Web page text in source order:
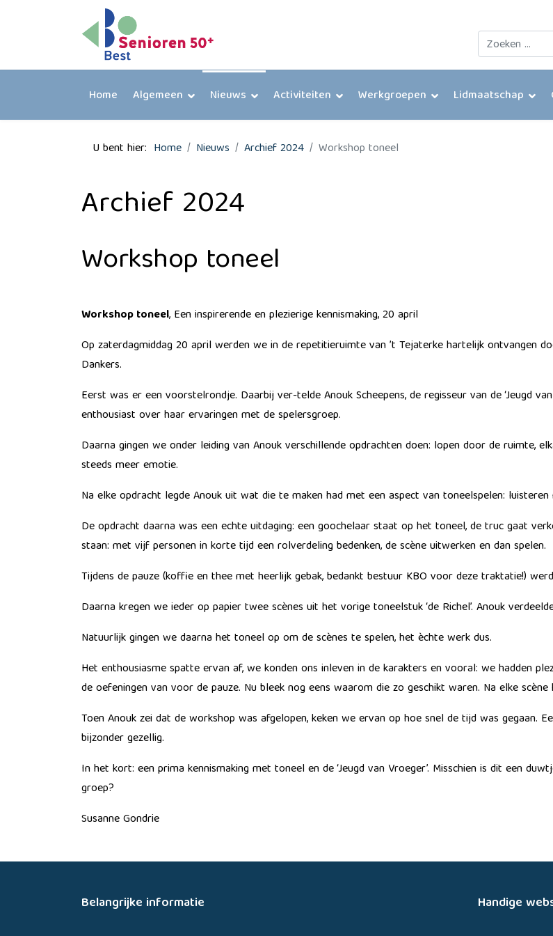
Zoeken
Home Algemeen Nieuws Activiteiten Werkgroepen Lidmaatschap
U bent hier: Home Nieuws Archief 2024 Workshop toneel
Archief 2024
Workshop toneel
Workshop toneel, Een inspirerende en plezierige kennismaking, 20 april
Op zaterdagmiddag 20 april werden we in de repetitieruimte van ’t Tejaterke hartelijk ontvangen
Dankers.
Eerst was er een voorstelrondje. Daarbij ver-telde Anouk Scheepens, de regisseur van de ‘Jeugd
enthousiast over haar ervaringen met de spelersgroep.
Daarna gingen we onder leiding van Anouk verschillende opdrachten doen: lopen door de ruimte,
steeds meer emotie.
Na elke opdracht legde Anouk uit wat die te maken had met een aspect van toneelspelen:
De opdracht daarna was een echte uitdaging: een goochelaar staat op het toneel, de truc gaat
staan: met vijf personen in korte tijd een rolverdeling bedenken, de scène uitwerken en dan spelen.
Tijdens de pauze (koffie en thee met heerlijk gebak, bedankt bestuur KBO voor deze traktatie!)
Daarna kregen we ieder op papier twee scènes uit het vorige toneelstuk ‘de Richel’. Anouk
Natuurlijk gingen we daarna het toneel op om de scènes te spelen, het èchte werk dus.
Het enthousiasme spatte ervan af, we konden ons inleven in de karakters en vooral: we hadden
de oefeningen van voor de pauze. Nu bleek nog eens waarom die zo geschikt waren. Na elke
Toen Anouk zei dat de workshop was afgelopen, keken we ervan op hoe snel de tijd was gegaan.
bijzonder gezellig.
In het kort: een prima kennismaking met toneel en de ‘Jeugd van Vroeger’. Misschien is dit een
groep?
Susanne Gondrie
Belangrijke informatie Handige